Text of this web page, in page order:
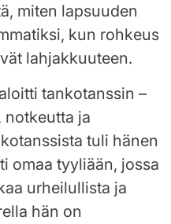
miten lapsuuden
kun rohkeus
lahjakkuuteen.
tankotanssin –
notkeutta ja
tuli hänen
omaa tyyliään, jossa
urheilullista ja
hän on